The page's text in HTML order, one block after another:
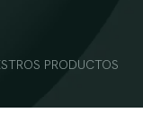
PRODUCTOS